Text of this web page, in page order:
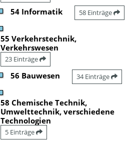
54 Informatik 58 Einträge
55 Verkehrstechnik,
Verkehrswesen
23 Einträge
56 Bauwesen 34 Einträge
58 Chemische Technik,
Umwelttechnik, verschiedene
Technologien
5 Einträge